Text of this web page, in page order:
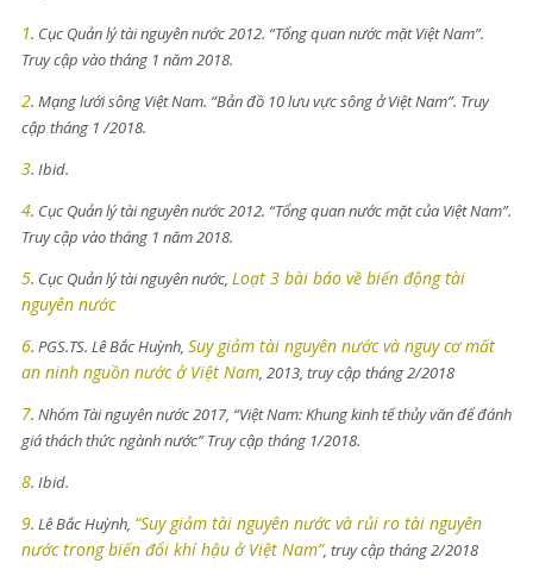
1. Cục Quản lý tài nguyên nước 2012. “Tổng quan nước mặt Việt Nam”.
Truy cập vào tháng 1 năm 2018.
2. Mạng lưới sông Việt Nam. “Bản đồ 10 lưu vực sông ở Việt Nam”. Truy
cập tháng 1 /2018.
3. Ibid.
4. Cục Quản lý tài nguyên nước 2012. “Tổng quan nước mặt của Việt Nam”.
Truy cập vào tháng 1 năm 2018.
5. Cục Quản lý tài nguyên nước, Loạt 3 bài báo về biến động tài
nguyên nước
6. PGS.TS. Lê Bắc Huỳnh, Suy giảm tài nguyên nước và nguy cơ mất
an ninh nguồn nước ở Việt Nam, 2013, truy cập tháng 2/2018
7. Nhóm Tài nguyên nước 2017, “Việt Nam: Khung kinh tế thủy văn để đánh
giá thách thức ngành nước” Truy cập tháng 1/2018.
8. Ibid.
9. Lê Bắc Huỳnh, “Suy giảm tài nguyên nước và rủi ro tài nguyên
nước trong biến đổi khí hậu ở Việt Nam”, truy cập tháng 2/2018